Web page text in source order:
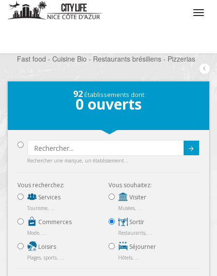
Fast food - Cuisine Bio - Restaurants brésiliens - Pizzerias
92Établissements dont
0 ouverts
Rechercher une marque, un établissement...
Vous recherchez:
Services
Tourisme, ...
Commerces
Mode, ...
Loisirs
Plages, sports, ...
Vous souhaitez:
Visiter
Musées, ...
Sortir
Restaurants, ...
Séjourner
Hôtels, ...